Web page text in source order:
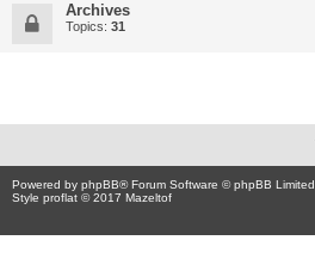
Archives
Topics: 31
Powered by phpBB® Forum Software © phpBB Limited
Style proflat © 2017 Mazeltof